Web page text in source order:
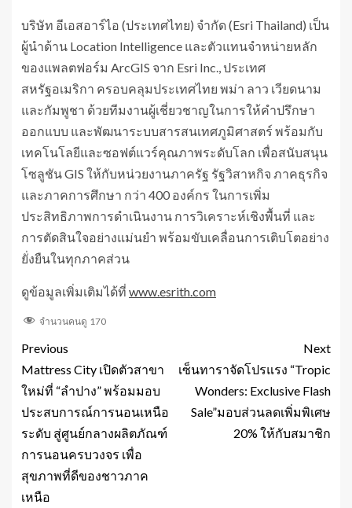
บริษัท อีเอสอาร์ไอ (ประเทศไทย) จำกัด (Esri Thailand) เป็น
ผู้นำด้าน Location Intelligence และตัวแทนจำหน่ายหลัก
ของแพลตฟอร์ม ArcGIS จาก Esri Inc., ประเทศ
สหรัฐอเมริกา ครอบคลุมประเทศไทย พม่า ลาว เวียดนาม
และกัมพูชา ด้วยทีมงานผู้เชี่ยวชาญในการให้คำปรึกษา
ออกแบบ และพัฒนาระบบสารสนเทศภูมิศาสตร์ พร้อมกับ
เทคโนโลยีและซอฟต์แวร์คุณภาพระดับโลก เพื่อสนับสนุน
โซลูชัน GIS ให้กับหน่วยงานภาครัฐ รัฐวิสาหกิจ ภาคธุรกิจ
และภาคการศึกษา กว่า 400 องค์กร ในการเพิ่ม
ประสิทธิภาพการดำเนินงาน การวิเคราะห์เชิงพื้นที่ และ
การตัดสินใจอย่างแม่นยำ พร้อมขับเคลื่อนการเติบโตอย่าง
ยั่งยืนในทุกภาคส่วน
ดูข้อมูลเพิ่มเติมได้ที่ www.esrith.com
จำนวนคนดู 170
Previous
Mattress City เปิดตัวสาขา
ใหม่ที่ “ลำปาง” พร้อมมอบ
ประสบการณ์การนอนเหนือ
ระดับ สู่ศูนย์กลางผลิตภัณฑ์
การนอนครบวงจร เพื่อ
สุขภาพที่ดีของชาวภาค
เหนือ
Next
เซ็นทาราจัดโปรแรง “Tropic
Wonders: Exclusive Flash
Sale”มอบส่วนลดเพิ่มพิเศษ
20% ให้กับสมาชิก